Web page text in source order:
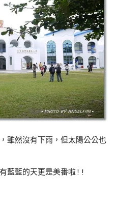
雖然沒有下雨，但太陽公公也
藍藍的天更是美番啦!!